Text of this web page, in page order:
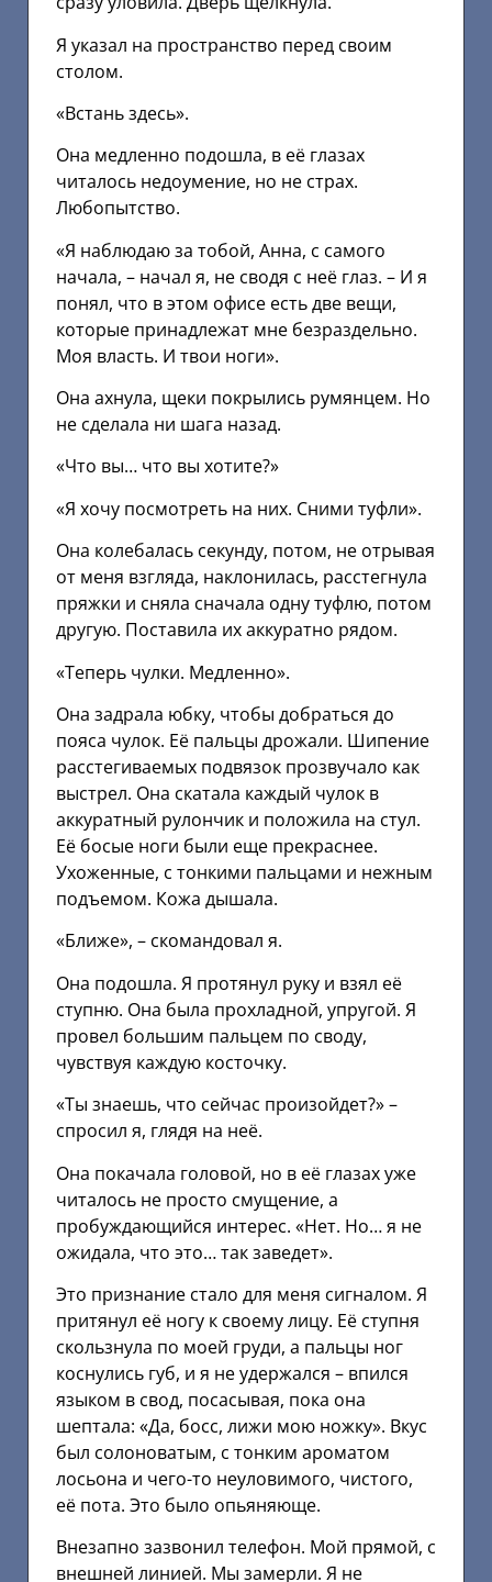
Я указал на пространство перед своим
столом.
«Встань здесь».
Она медленно подошла, в её глазах
читалось недоумение, но не страх.
Любопытство.
«Я наблюдаю за тобой, Анна, с самого
начала, – начал я, не сводя с неё глаз. – И я
понял, что в этом офисе есть две вещи,
которые принадлежат мне безраздельно.
Моя власть. И твои ноги».
Она ахнула, щеки покрылись румянцем. Но
не сделала ни шага назад.
«Что вы… что вы хотите?»
«Я хочу посмотреть на них. Сними туфли».
Она колебалась секунду, потом, не отрывая
от меня взгляда, наклонилась, расстегнула
пряжки и сняла сначала одну туфлю, потом
другую. Поставила их аккуратно рядом.
«Теперь чулки. Медленно».
Она задрала юбку, чтобы добраться до
пояса чулок. Её пальцы дрожали. Шипение
расстегиваемых подвязок прозвучало как
выстрел. Она скатала каждый чулок в
аккуратный рулончик и положила на стул.
Её босые ноги были еще прекраснее.
Ухоженные, с тонкими пальцами и нежным
подъемом. Кожа дышала.
«Ближе», – скомандовал я.
Она подошла. Я протянул руку и взял её
ступню. Она была прохладной, упругой. Я
провел большим пальцем по своду,
чувствуя каждую косточку.
«Ты знаешь, что сейчас произойдет?» –
спросил я, глядя на неё.
Она покачала головой, но в её глазах уже
читалось не просто смущение, а
пробуждающийся интерес. «Нет. Но… я не
ожидала, что это… так заведет».
Это признание стало для меня сигналом. Я
притянул её ногу к своему лицу. Её ступня
скользнула по моей груди, а пальцы ног
коснулись губ, и я не удержался – впился
языком в свод, посасывая, пока она
шептала: «Да, босс, лижи мою ножку». Вкус
был солоноватым, с тонким ароматом
лосьона и чего-то неуловимого, чистого,
её пота. Это было опьяняюще.
Внезапно зазвонил телефон. Мой прямой, с
внешней линией. Мы замерли. Я не